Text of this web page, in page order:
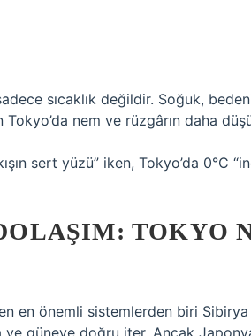
sıcaklık değildir. Soğuk, bedenin
Tokyo’da nem ve rüzgârın daha
sert yüzü” iken, Tokyo’da 0°C
TOKYO
en önemli sistemlerden biri Sibirya
güneye doğru iter. Ancak